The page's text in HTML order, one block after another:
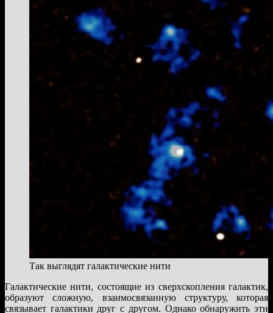
Так выглядят галактические нити
Галактические нити, состоящие из сверхскопления галактик,
образуют сложную, взаимосвязанную структуру, которая
связывает галактики друг с другом. Однако обнаружить эти